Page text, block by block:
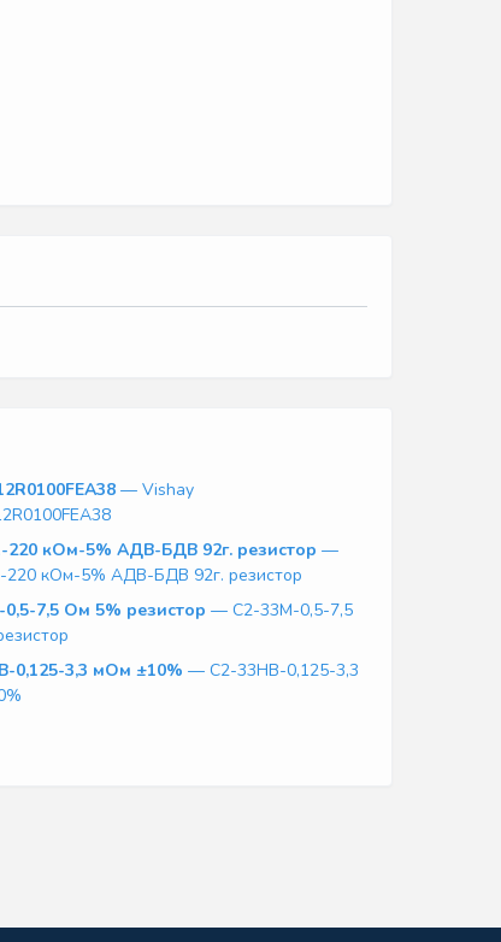
— Vishay
220 кОм-5% АДВ-БДВ 92г. резистор —
кОм-5% АДВ-БДВ 92г. резистор
7,5 Ом 5% резистор — С2-33М-0,5-7,5
0,125-3,3 мОм ±10% — С2-33НВ-0,125-3,3